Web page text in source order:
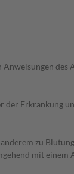
des
Erkrankung
zu
mit einem